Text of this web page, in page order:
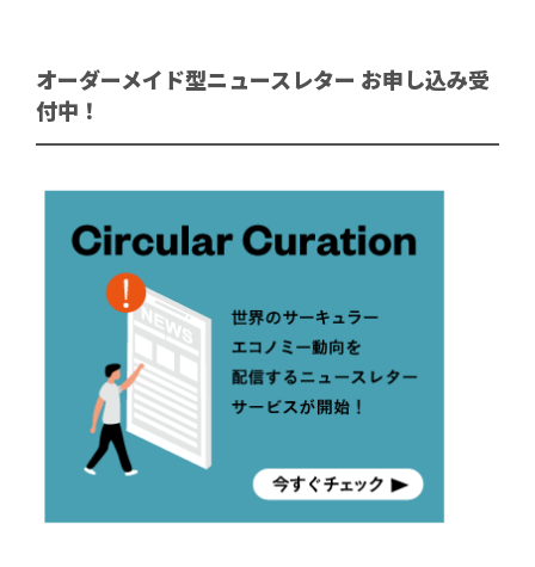
オーダーメイド型ニュースレター お申し込み受
付中！